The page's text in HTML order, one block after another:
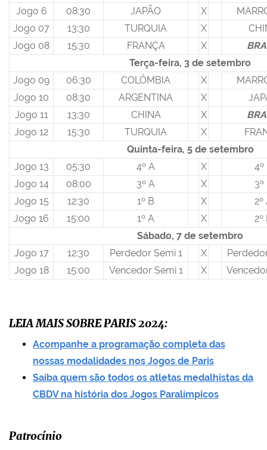
Jogo 6
08:30 JAPÃO X
Jogo 07
13:30 TURQUIA X
Jogo 08
15:30 FRANÇA X
Terça-feira, 3 de setembro
Jogo 09
06:30 COLÔMBIA X
Jogo 10
08:30 ARGENTINA X
Jogo 11
13:30 CHINA X
Jogo 12
15:30 TURQUIA X
Quinta-feira, 5 de setembro
Jogo 13
05:30 4º A X
4º
Jogo 14
08:00 3º A X
3º
Jogo 15
12:30 1º B X
2º
Jogo 16
15:00 1º A X
2º
Sábado, 7 de setembro
Jogo 17
12:30 Perdedor Semi 1 X
Jogo 18
15:00 Vencedor Semi 1 X
LEIA MAIS SOBRE PARIS 2024:
Acompanhe a programação completa das
nossas modalidades nos Jogos de Paris
Saiba quem são todos os atletas medalhistas da
CBDV na história dos Jogos Paralímpicos
Patrocínio